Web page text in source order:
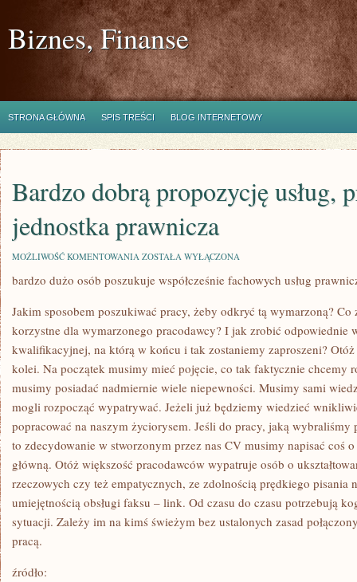
Biznes, Finanse
STRONA GŁÓWNA SPIS TREŚCI BLOG INTERNETOWY
Bardzo dobrą propozycję usług,
jednostka prawnicza
MOŻLIWOŚĆ KOMENTOWANIA BARDZO
PROPOZYCJĘ
USŁUG,
JEDNOSTKA
PRAWNICZA
ZOSTAŁA WYŁĄCZONA
bardzo dużo osób poszukuje współcześnie fachowych usług
Jakim sposobem poszukiwać pracy, żeby odkryć tą wymarzoną? Co
korzystne dla wymarzonego pracodawcy? I jak zrobić odpowiednie
kwalifikacyjnej, na którą w końcu i tak zostaniemy zaproszeni?
kolei. Na początek musimy mieć pojęcie, co tak faktycznie chcemy
musimy posiadać nadmiernie wiele niepewności. Musimy sami
mogli rozpocząć wypatrywać. Jeżeli już będziemy wiedzieć
popracować na naszym życiorysem. Jeśli do pracy, jaką
to zdecydowanie w stworzonym przez nas CV musimy napisać coś
główną. Otóż większość pracodawców wypatruje osób o
rzeczowych czy też empatycznych, ze zdolnością prędkiego pisania
umiejętnością obsługi faksu – link. Od czasu do czasu potrzebują
sytuacji. Zależy im na kimś świeżym bez ustalonych zasad
pracą.
źródło: